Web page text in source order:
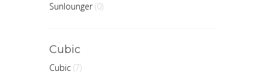
Sunlounger (0)
Cubic
Cubic (7)